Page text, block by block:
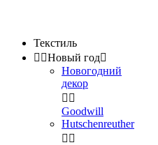
Текстиль
 Новый год
Новогодний
декор
 
Goodwill
Hutschenreuther
 